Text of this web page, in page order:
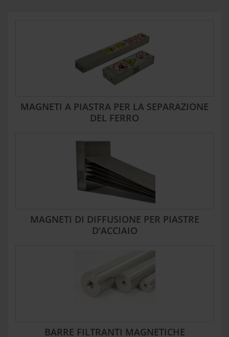
MAGNETI A PIASTRA PER LA SEPARAZIONE
DEL FERRO
MAGNETI DI DIFFUSIONE PER PIASTRE
D'ACCIAIO
BARRE FILTRANTI MAGNETICHE